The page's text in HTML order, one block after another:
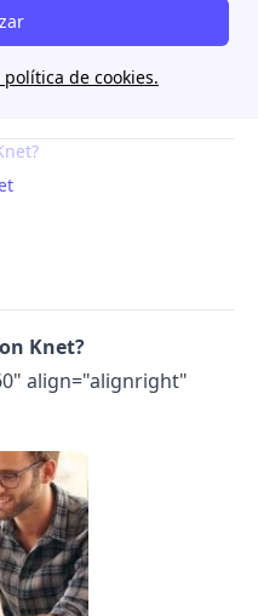
de cookies.
sobre las tarifas de
como sus precios.
Knet?
align="alignright"